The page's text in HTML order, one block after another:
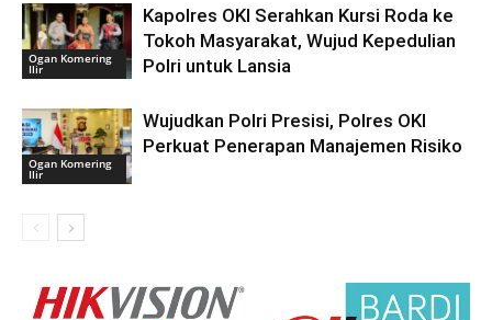
Ogan Komering
Ilir
Kapolres OKI Serahkan Kursi Roda ke
Tokoh Masyarakat, Wujud Kepedulian
Polri untuk Lansia
Ogan Komering
Ilir
Wujudkan Polri Presisi, Polres OKI
Perkuat Penerapan Manajemen Risiko